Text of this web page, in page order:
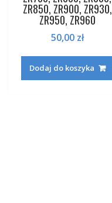
ZR850, ZR900, ZR930,
ZR950, ZR960
50,00 zł
Dodaj do koszyka